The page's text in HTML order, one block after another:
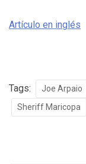
Artículo en inglés
Tags: Joe Arpaio
Sheriff Maricopa